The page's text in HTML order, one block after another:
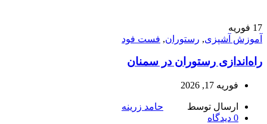
17 فوریه
آموزش آشپزی, رستوران, فست فود
راه‌اندازی رستوران در سمنان
فوریه 17, 2026
ارسال توسط
حامد زرینه
0 دیدگاه